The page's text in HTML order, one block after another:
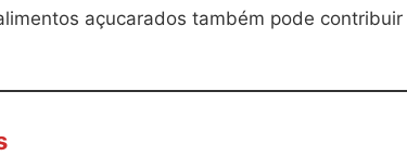
açucarados também pode contribuir